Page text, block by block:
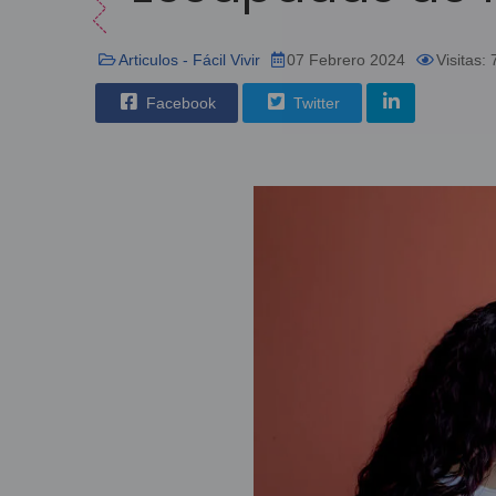
Articulos - Fácil Vivir 07 Febrero 2024 Visitas:
Facebook Twitter